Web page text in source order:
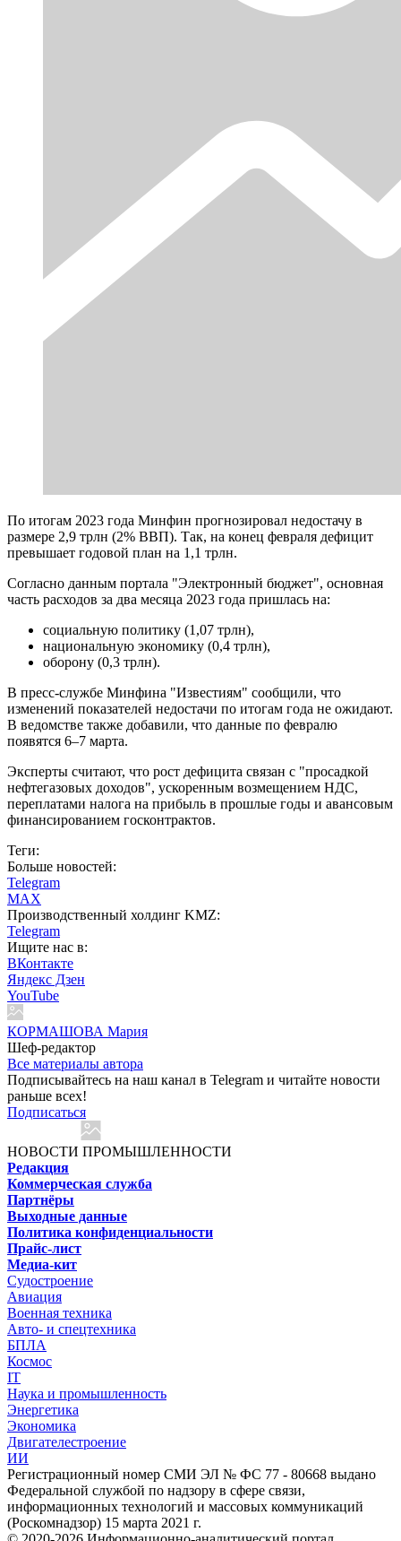
По итогам 2023 года Минфин прогнозировал недостачу в
размере 2,9 трлн (2% ВВП). Так, на конец февраля дефицит
превышает годовой план на 1,1 трлн.
Согласно данным портала "Электронный бюджет", основная
часть расходов за два месяца 2023 года пришлась на:
социальную политику (1,07 трлн),
национальную экономику (0,4 трлн),
оборону (0,3 трлн).
В пресс-службе Минфина "Известиям" сообщили, что
изменений показателей недостачи по итогам года не ожидают.
В ведомстве также добавили, что данные по февралю
появятся 6–7 марта.
Эксперты считают, что рост дефицита связан с "просадкой
нефтегазовых доходов", ускоренным возмещением НДС,
переплатами налога на прибыль в прошлые годы и авансовым
финансированием госконтрактов.
Теги:
Больше новостей:
Telegram
MAX
Производственный холдинг KMZ:
Telegram
Ищите нас в:
ВКонтакте
Яндекс Дзен
YouTube
КОРМАШОВА Мария
Шеф-редактор
Все материалы автора
Подписывайтесь на наш канал в Telegram и читайте новости
раньше всех!
Подписаться
НОВОСТИ ПРОМЫШЛЕННОСТИ
Редакция
Коммерческая служба
Партнёры
Выходные данные
Политика конфиденциальности
Прайс-лист
Медиа-кит
Судостроение
Авиация
Военная техника
Авто- и спецтехника
БПЛА
Космос
IT
Наука и промышленность
Энергетика
Экономика
Двигателестроение
ИИ
Регистрационный номер СМИ ЭЛ № ФС 77 - 80668 выдано
Федеральной службой по надзору в сфере связи,
информационных технологий и массовых коммуникаций
(Роскомнадзор) 15 марта 2021 г.